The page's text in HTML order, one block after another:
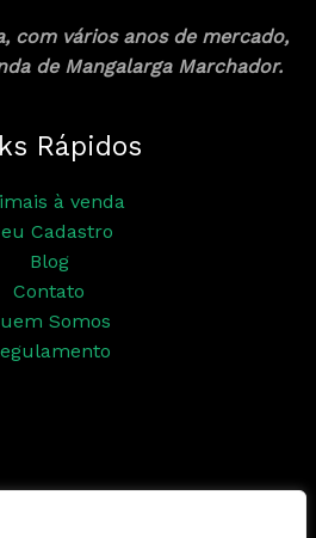
com vários anos de mercado,
de Mangalarga Marchador.
Rápidos
à venda
Cadastro
Blog
Contato
Somos